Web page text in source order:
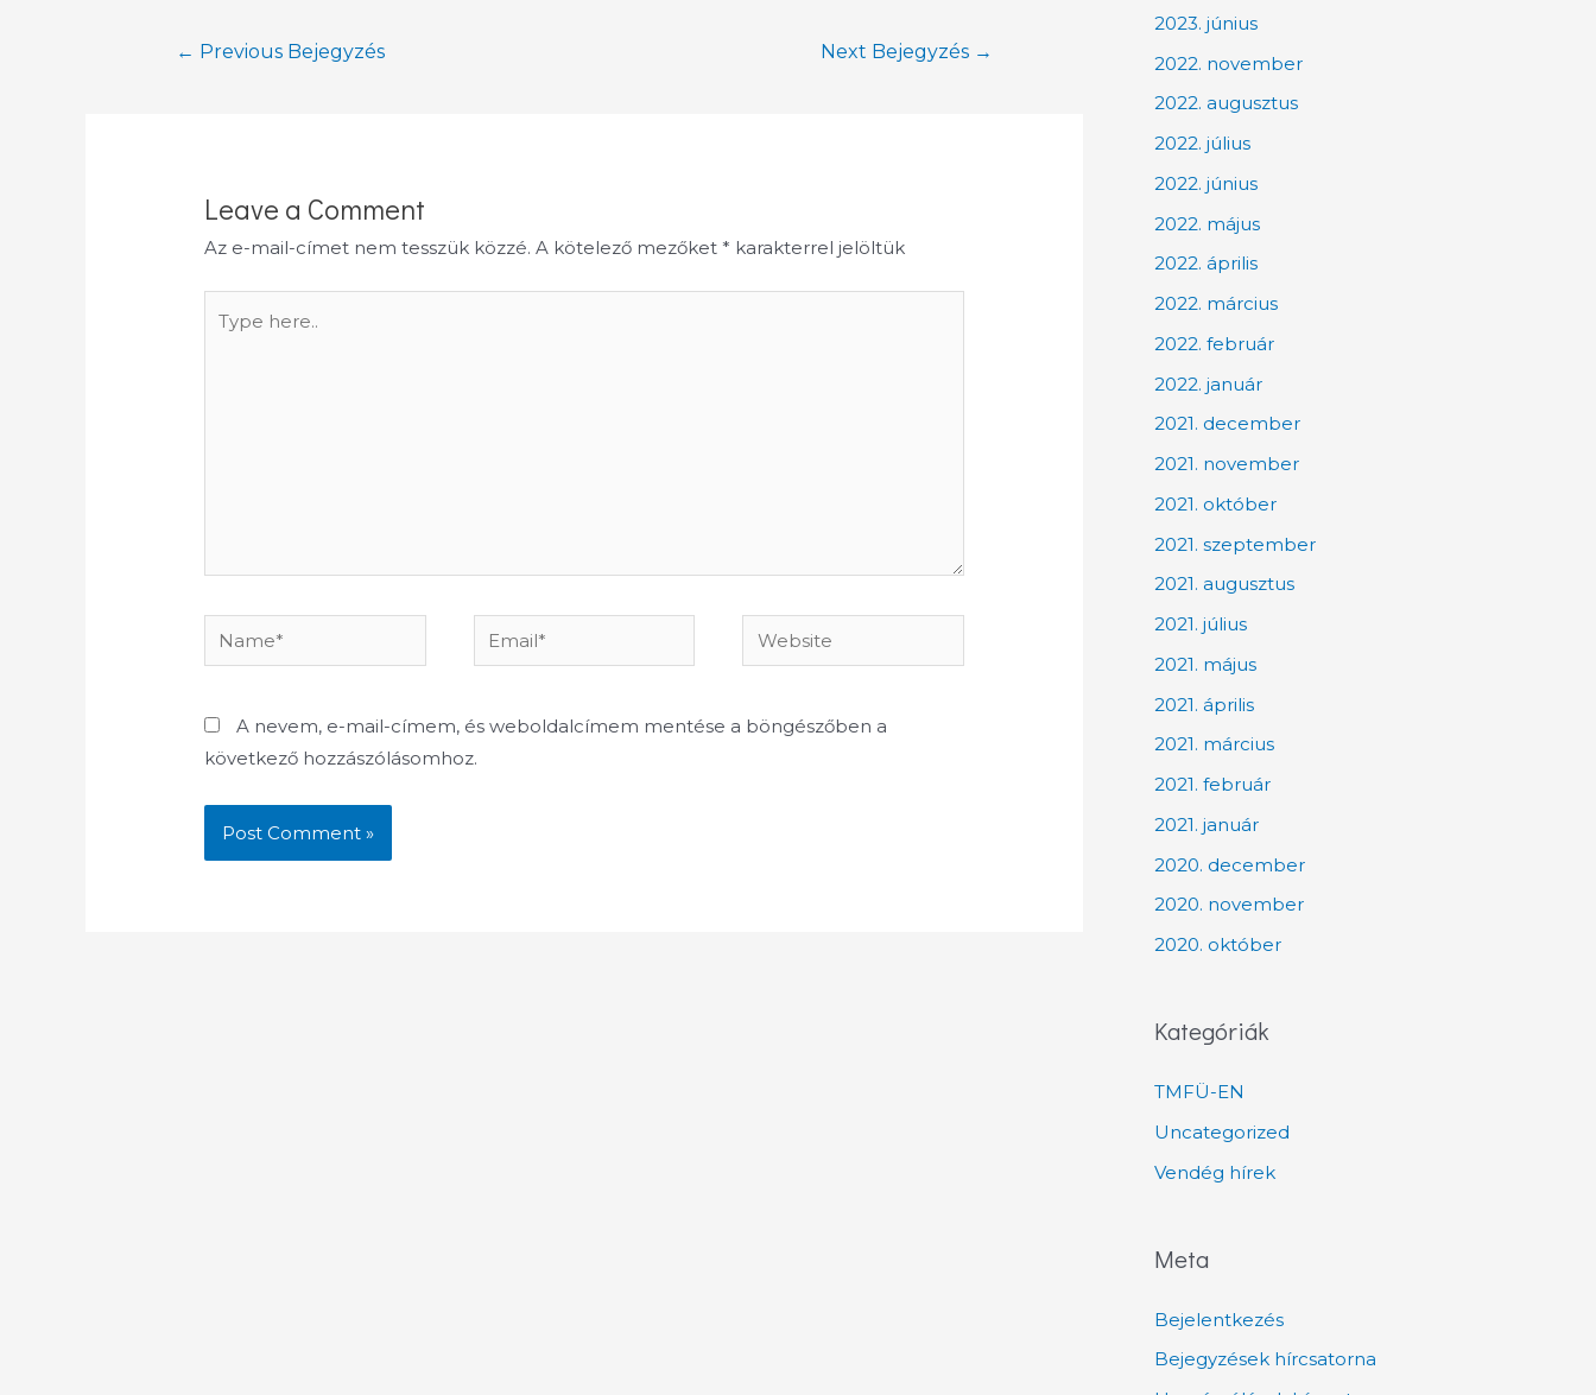
Bejegyzés
← Previous Bejegyzés Next Bejegyzés →
Leave a Comment
Az e-mail-címet nem tesszük közzé. A kötelező mezőket * karakterrel jelöltük
here..
Name* Email* Website
A nevem, e-mail-címem, és weboldalcímem mentése a böngészőben a
következő hozzászólásomhoz.
2023. június
2022. november
2022. augusztus
2022. július
2022. június
2022. május
2022. április
2022. március
2022. február
2022. január
2021. december
2021. november
2021. október
2021. szeptember
2021. augusztus
2021. július
2021. május
2021. április
2021. március
2021. február
2021. január
2020. december
2020. november
2020. október
Kategóriák
TMFÜ-EN
Uncategorized
Vendég hírek
Meta
Bejelentkezés
Bejegyzések hírcsatorna